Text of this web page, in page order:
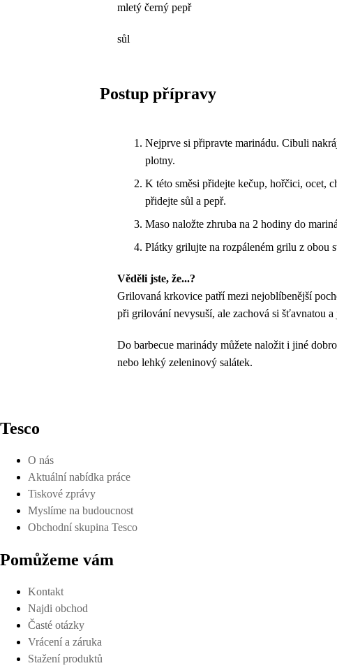
mletý černý pepř
sůl
Postup přípravy
Nejprve si připravte marinádu. Cibuli
plotny.
K této směsi přidejte kečup, hořčici, ocet,
přidejte sůl a pepř.
Maso naložte zhruba na 2 hodiny do
Plátky grilujte na rozpáleném grilu z obou
Věděli jste, že...?
Grilovaná krkovice patří mezi nejoblíbenější
při grilování nevysuší, ale zachová si šťavnatou
Do barbecue marinády můžete naložit i jiné
nebo lehký zeleninový salátek.
Tesco
O nás
Aktuální nabídka práce
Tiskové zprávy
Myslíme na budoucnost
Obchodní skupina Tesco
Pomůžeme vám
Kontakt
Najdi obchod
Časté otázky
Vrácení a záruka
Stažení produktů